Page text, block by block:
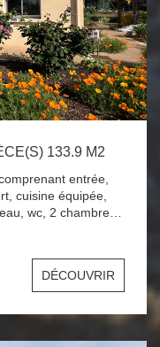
133.9 M2
entrée,
cuisine équipée,
wc, 2 chambres,
en mezzanine
,garage, terrain de 500m 2 clos et paysagé . A SAISIR !!!
DÉCOUVRIR